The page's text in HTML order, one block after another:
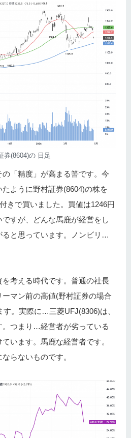
券(8604)の 日足
「精度」が高まる筈です。今
ように野村証券(8604)の株を
きで買いました。買値は1246円
すが、どんな馬鹿が経営をし
ると思っています。ノンビリ…
考える時代です。普通の社長
マン前の高値(野村証券の場合
す。実際に…三菱UFJ(8306)は、
。つまり…経営者が劣っている
います。馬鹿な経営者です。
らないものです。